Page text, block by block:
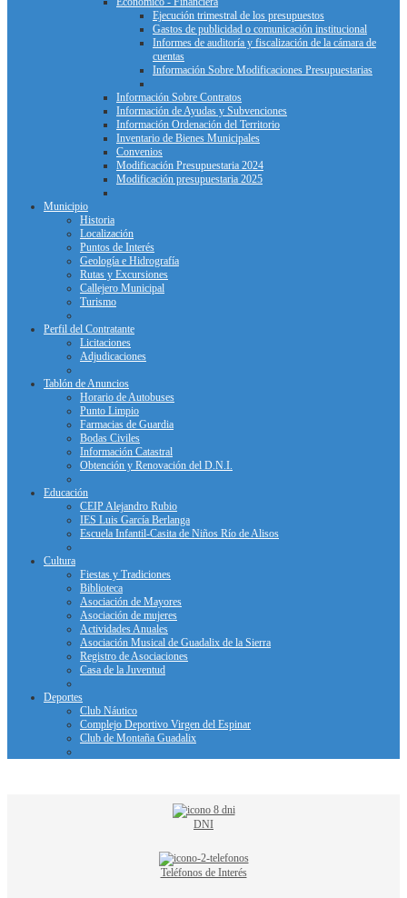
Ejecución trimestral de los presupuestos
Gastos de publicidad o comunicación institucional
Informes de auditoría y fiscalización de la cámara de
cuentas
Información Sobre Modificaciones Presupuestarias
Información Sobre Contratos
Información de Ayudas y Subvenciones
Información Ordenación del Territorio
Inventario de Bienes Municipales
Convenios
Modificación Presupuestaria 2024
Modificación presupuestaria 2025
Municipio
Historia
Localización
Puntos de Interés
Geología e Hidrografía
Rutas y Excursiones
Callejero Municipal
Turismo
Perfil del Contratante
Licitaciones
Adjudicaciones
Tablón de Anuncios
Horario de Autobuses
Punto Limpio
Farmacias de Guardia
Bodas Civiles
Información Catastral
Obtención y Renovación del D.N.I.
Educación
CEIP Alejandro Rubio
IES Luis García Berlanga
Escuela Infantil-Casita de Niños Río de Alisos
Cultura
Fiestas y Tradiciones
Biblioteca
Asociación de Mayores
Asociación de mujeres
Actividades Anuales
Asociación Musical de Guadalix de la Sierra
Registro de Asociaciones
Casa de la Juventud
Deportes
Club Náutico
Complejo Deportivo Virgen del Espinar
Club de Montaña Guadalix
DNI
Teléfonos de Interés